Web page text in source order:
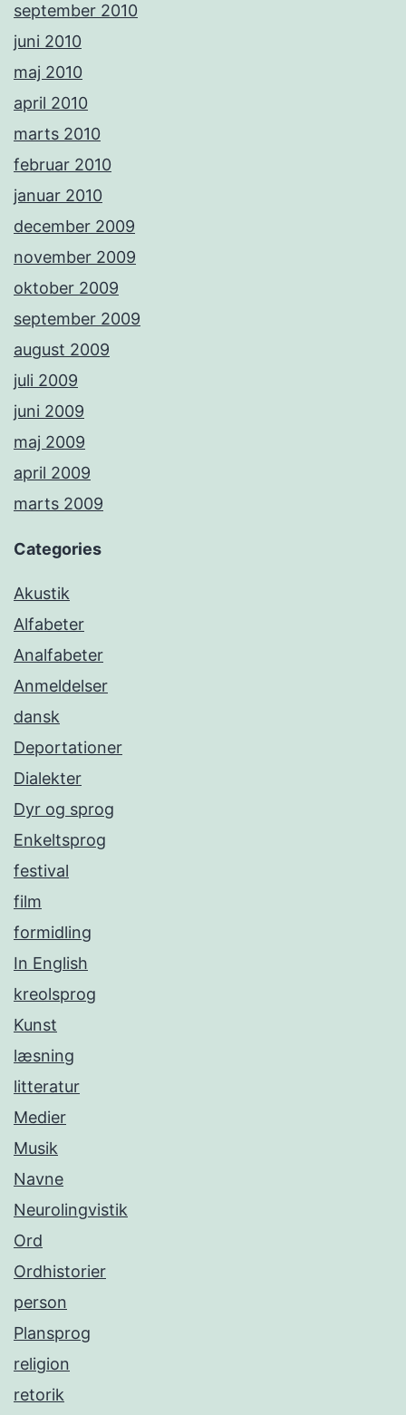
september 2010
juni 2010
maj 2010
april 2010
marts 2010
februar 2010
januar 2010
december 2009
november 2009
oktober 2009
september 2009
august 2009
juli 2009
juni 2009
maj 2009
april 2009
marts 2009
Categories
Akustik
Alfabeter
Analfabeter
Anmeldelser
dansk
Deportationer
Dialekter
Dyr og sprog
Enkeltsprog
festival
film
formidling
In English
kreolsprog
Kunst
læsning
litteratur
Medier
Musik
Navne
Neurolingvistik
Ord
Ordhistorier
person
Plansprog
religion
retorik